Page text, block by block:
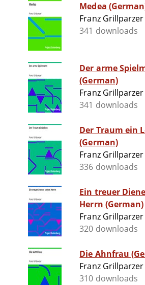
Medea
Franz Grillparzer
341 downloads
Der arme
(German)
Franz Grillparzer
341 downloads
Der Traum ein
(German)
Franz Grillparzer
336 downloads
Ein treuer
Herrn (German)
Franz Grillparzer
320 downloads
Die Ahnfrau
Franz Grillparzer
310 downloads